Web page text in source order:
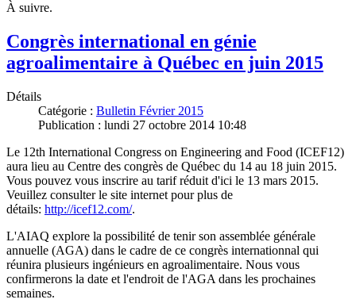
À suivre.
Congrès international en génie
agroalimentaire à Québec en juin 2015
Détails
Catégorie : Bulletin Février 2015
Publication : lundi 27 octobre 2014 10:48
Le 12th International Congress on Engineering and Food (ICEF12)
aura lieu au Centre des congrès de Québec du 14 au 18 juin 2015.
Vous pouvez vous inscrire au tarif réduit d'ici le 13 mars 2015.
Veuillez consulter le site internet pour plus de
détails: http://icef12.com/.
L'AIAQ explore la possibilité de tenir son assemblée générale
annuelle (AGA) dans le cadre de ce congrès internationnal qui
réunira plusieurs ingénieurs en agroalimentaire. Nous vous
confirmerons la date et l'endroit de l'AGA dans les prochaines
semaines.